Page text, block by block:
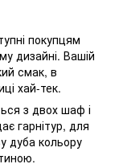
покупцям
дизайні. Вашій
смак, в
хай-тек.
з двох шаф і
гарнітур, для
дуба кольору